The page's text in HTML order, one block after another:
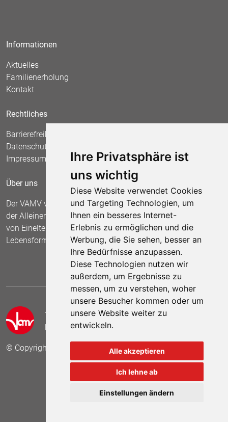
Ihre Privatsphäre ist
uns wichtig
Diese Website verwendet Cookies
und Targeting Technologien, um
Ihnen ein besseres Internet-
Erlebnis zu ermöglichen und die
Werbung, die Sie sehen, besser an
Ihre Bedürfnisse anzupassen.
Diese Technologien nutzen wir
außerdem, um Ergebnisse zu
messen, um zu verstehen, woher
unsere Besucher kommen oder um
unsere Website weiter zu
entwickeln.
Alle akzeptieren
Ich lehne ab
Einstellungen ändern
Informationen
Aktuelles
Familienerholung
Kontakt
Rechtliches
Barrierefreiheit
Datenschutz
Impressum
Über uns
Der VAMV vertritt seit 1967 die Interessen
der Alleinerziehenden und fordert die Anerkennung
von Einelternfamilien als gleichberechtigte
Lebensform.
Telefon:05 41 /2 55 84
E-Mail:
info[at]vamv-niedersachsen.de
© Copyright 2025 VAMV Landesverband Niedersachsen e.V.